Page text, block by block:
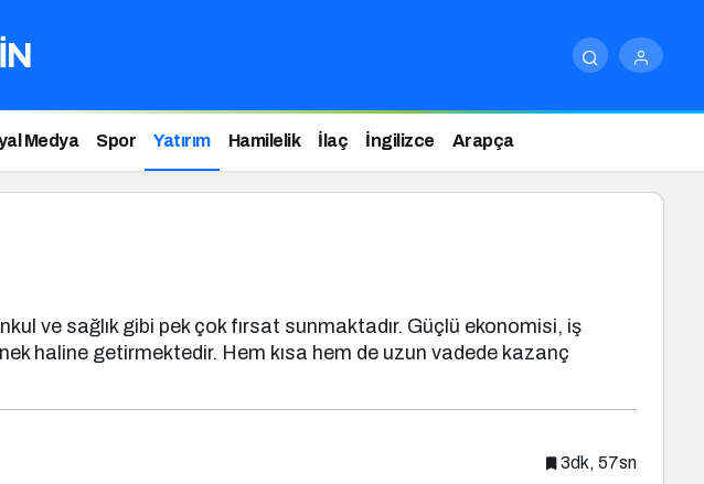
Medya Spor Yatırım Hamilelik İlaç İngilizce Arapça
ve sağlık gibi pek çok fırsat sunmaktadır. Güçlü ekonomisi, iş
haline getirmektedir. Hem kısa hem de uzun vadede kazanç
3dk, 57sn